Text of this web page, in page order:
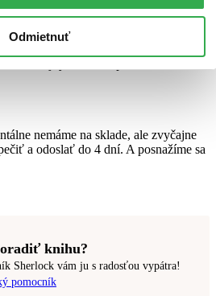
Odmietnuť
Van Gogh, Sunflowers
dizajny v sadách po 4 alebo 12
nemáme na sklade, ale zvyčajne
a odoslať do 4 dní. A posnažíme sa
knihu?
Sherlock vám ju s radosťou vypátra!
pomocník